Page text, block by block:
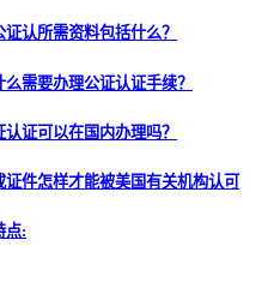
证认所需资料包括什么？
么需要办理公证认证手续？
认证可以在国内办理吗？
证件怎样才能被美国有关机构认可
点: